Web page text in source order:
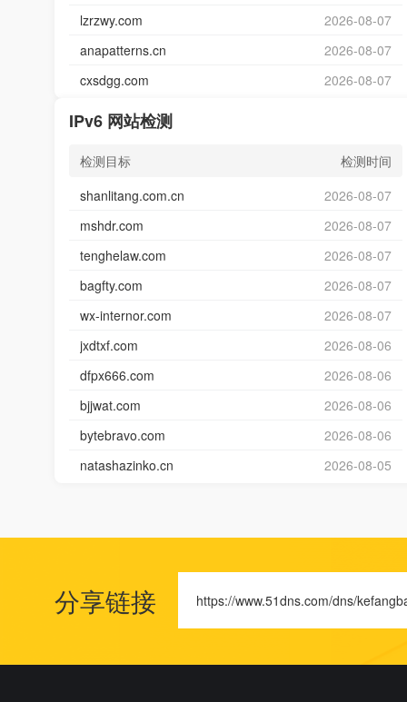
lzrzwy.com
2026-08-07
anapatterns.cn
2026-08-07
cxsdgg.com
2026-08-07
IPv6 网站检测
检测目标
检测时间
shanlitang.com.cn
2026-08-07
mshdr.com
2026-08-07
tenghelaw.com
2026-08-07
bagfty.com
2026-08-07
wx-internor.com
2026-08-07
jxdtxf.com
2026-08-06
dfpx666.com
2026-08-06
bjjwat.com
2026-08-06
bytebravo.com
2026-08-06
natashazinko.cn
2026-08-05
分享链接 https://www.51dns.com/dns/